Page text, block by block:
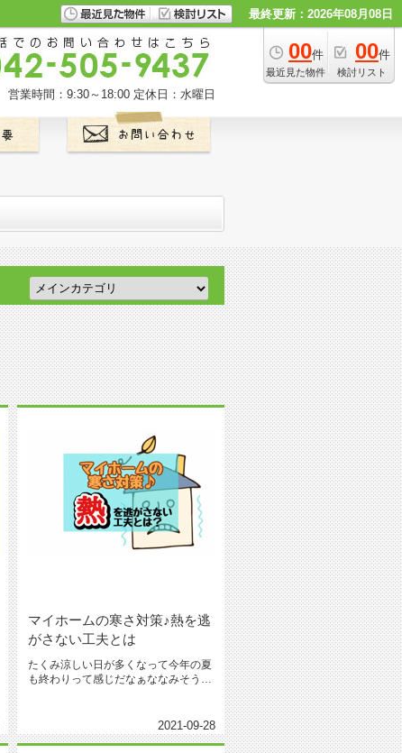
最終更新：2026年08月08日
00件
最近見た物件
00件
検討リスト
営業時間：9:30～18:00 定休日：水曜日
マイホームの寒さ対策♪熱を逃
がさない工夫とは
たくみ涼しい日が多くなって今年の夏
も終わりって感じだなぁななみそうね
2021-09-28